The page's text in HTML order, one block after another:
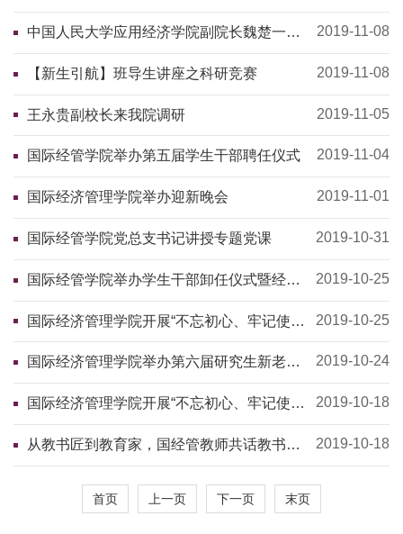
中国人民大学应用经济学院副院长魏楚一行
来我院调研
2019-11-08
【新生引航】班导生讲座之科研竞赛 2019-11-08
王永贵副校长来我院调研 2019-11-05
国际经管学院举办第五届学生干部聘任仪式 2019-11-04
国际经济管理学院举办迎新晚会 2019-11-01
国际经管学院党总支书记讲授专题党课 2019-10-31
国际经管学院举办学生干部卸任仪式暨经验
交流会
2019-10-25
国际经济管理学院开展“不忘初心、牢记使
命”第四次集体学习
2019-10-25
国际经济管理学院举办第六届研究生新老生
交流会
2019-10-24
国际经济管理学院开展“不忘初心、牢记使
命”第三次集体学习
2019-10-18
从教书匠到教育家，国经管教师共话教书育
人
2019-10-18
首页 上一页 下一页 末页